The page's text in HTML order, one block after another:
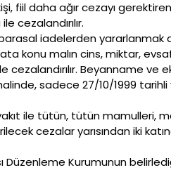
fiil daha ağır cezayı
cezalandırılır.
iadelerden
konu malın cins, miktar,
cezalandırılır. Beyanname
sadece 27/10/1999
ile tütün, tütün mamulleri,
cezalar yarısından iki
Düzenleme Kurumunun